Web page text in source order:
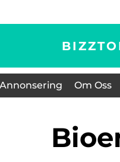
Annonsering Om Oss